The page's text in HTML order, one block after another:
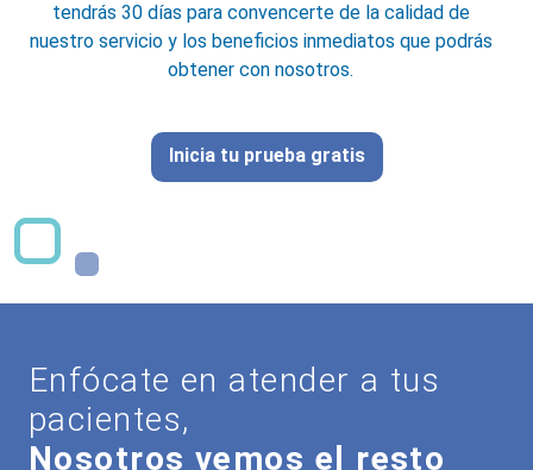
tendrás 30 días para convencerte de la calidad de
nuestro servicio y los beneficios inmediatos que podrás
obtener con nosotros.
Inicia tu prueba gratis
Enfócate en atender a tus
pacientes,
Nosotros vemos el resto